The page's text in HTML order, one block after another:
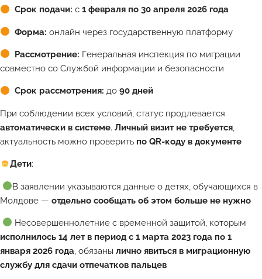
Срок подачи: с1 февраля по 30 апреля 2026 года
Форма: онлайн через государственную платформу
Рассмотрение: Генеральная инспекция по миграции
совместно со Службой информации и безопасности
Срок рассмотрения: до90 дней
При соблюдении всех условий, статус продлевается
автоматически в системе. Личный визит не требуется,
актуальность можно проверить по QR-коду в документе
Дети:
В заявлении указываются данные о детях, обучающихся в
Молдове — отдельно сообщать об этом больше не нужно
Несовершеннолетние с временной защитой, которым
исполнилось 14 лет в период с 1 марта 2023 года по 1
января 2026 года, обязаны лично явиться в миграционную
службу для сдачи отпечатков пальцев